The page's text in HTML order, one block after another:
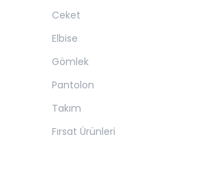
Ceket
Elbise
Gömlek
Pantolon
Takım
Fırsat Ürünleri